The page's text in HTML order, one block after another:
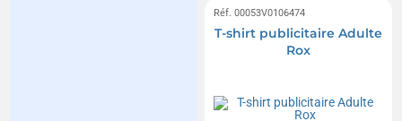
Réf. 00053V0106474
T-shirt publicitaire Adulte
Rox